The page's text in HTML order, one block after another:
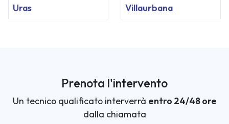
Uras Villaurbana
Prenota l'intervento
Un tecnico qualificato interverrà entro 24/48 ore
dalla chiamata